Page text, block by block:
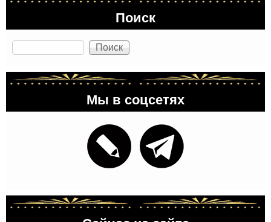
Поиск
Поиск
Мы в соцсетях